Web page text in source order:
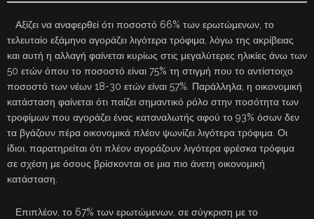
Αξίζει να αναφερθεί ότι ποσοστό 66% των ερωτώμενων, το
τελευταίο εξάμηνο αγοράζει λιγότερα τρόφιμα, λόγω της ακρίβειας
και αυτή η αλλαγή φαίνεται κυρίως στις μεγαλύτερες ηλικίες άνω των
50 ετών όπου το ποσοστό είναι 75% τη στιγμή που το αντίστοιχο
ποσοστό των νέων 18-30 ετών είναι 57%. Παράλληλα, η οικονομική
κατάσταση φαίνεται ότι παίζει σημαντικό ρόλο στην ποσότητα των
τροφίμων που αγοράζει ένας καταναλωτής αφού το 93% όσων δεν
τα βγάζουν πέρα οικονομικά πλέον ψωνίζει λιγότερα τρόφιμα. Οι
ίδιοι, παρατηρείται ότι πλέον αγοράζουν λιγότερα φρέσκα τρόφιμα
σε σχέση με όσους βρίσκονται σε μια πιο άνετη οικονομική
κατάσταση.
Επιπλέον, το 67% των ερωτώμενων, σε σύγκριση με το